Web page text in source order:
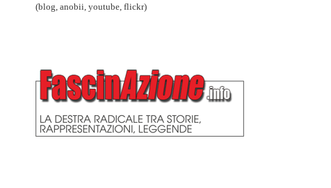
(blog, anobii, youtube, flickr)